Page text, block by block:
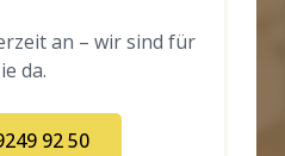
an – wir sind für
da.
92 50